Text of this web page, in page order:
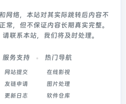
网络，本站对其实际跳转后内容不
常，但不保证内容长期真实完整。
联系本站，我们将及时处理。
服务支持
网站提交
友链申请
更新日志
热门导航
在线影视
图片处理
软件仓库